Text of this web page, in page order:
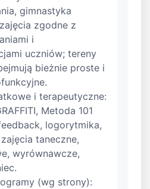
gimnastyka
zgodne z
i
uczniów; tereny
bieżnie proste i
i terapeutyczne:
Metoda 101
logorytmika,
taneczne,
wyrównawcze,
(wg strony):